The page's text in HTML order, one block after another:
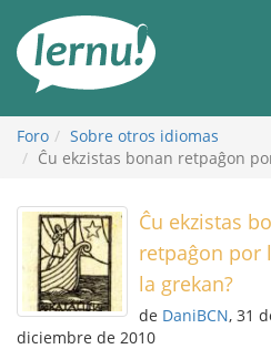
Foro
Sobre otros idiomas
Ĉu ekzistas bonan retpaĝon
Ĉu ekzistas
retpaĝon por
la grekan?
de DaniBCN, 31
diciembre de 2010